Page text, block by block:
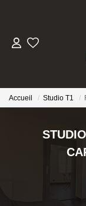
Accueil Studio T1